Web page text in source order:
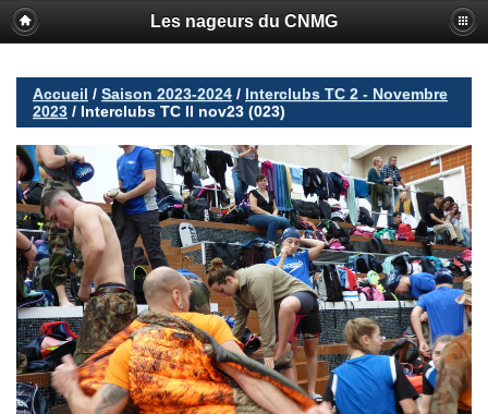
Les nageurs du CNMG
Accueil / Saison 2023-2024 / Interclubs TC 2 - Novembre
2023 / Interclubs TC II nov23 (023)